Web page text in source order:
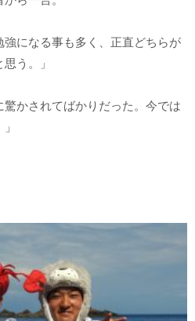
になる事も多く、正直どちらが
う。」
かされてばかりだった。今では